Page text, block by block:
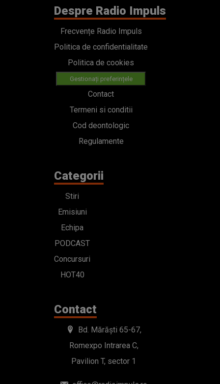
Despre Radio Impuls
Frecvențe Radio Impuls
Politica de confidentialitate
Politica de cookies
Gestionați preferințele
Contact
Termeni si conditii
Cod deontologic
Regulamente
Categorii
Stiri
Emisiuni
Echipa
PODCAST
Concursuri
HOT40
Contact
Bd. Mărăști 65-67,
Romexpo Intrarea C,
Pavilion T, sector 1